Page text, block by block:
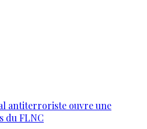
antiterroriste ouvre une
du FLNC